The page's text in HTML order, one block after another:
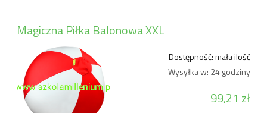
Magiczna Piłka Balonowa XXL
Dostępność:mała ilość
Wysyłka w: 24 godziny
99,21 zł